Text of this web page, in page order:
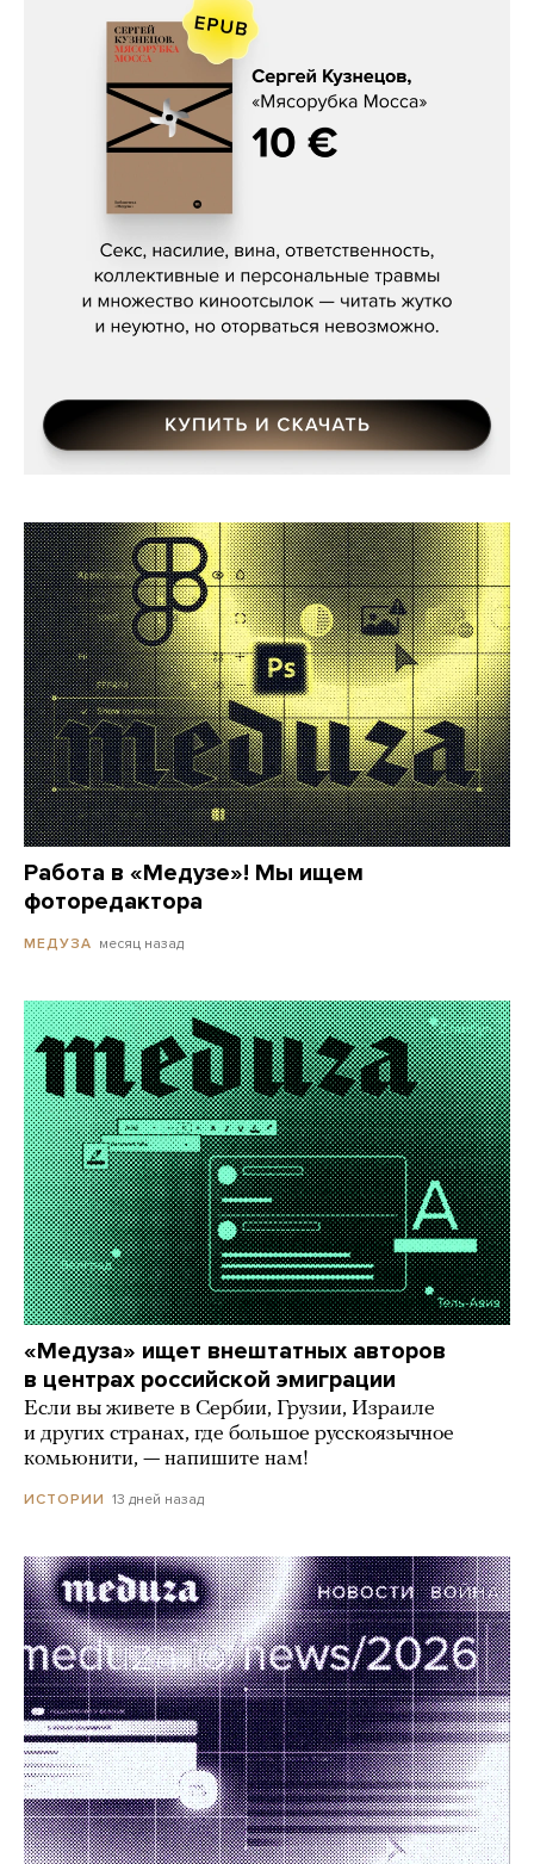
Сергей Кузнецов, «Мясорубка
Работа в «Медузе»! Мы ищем
фоторедактора
МЕДУЗА месяц назад
«Медуза» ищет внештатных авторов
в центрах российской эмиграции
Если вы живете в Сербии, Грузии, Израиле
и других странах, где большое русскоязычное
комьюнити, — напишите нам!
ИСТОРИИ 13 дней назад